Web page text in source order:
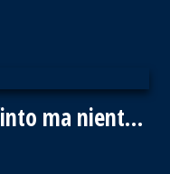
confronto intenso
ma niente